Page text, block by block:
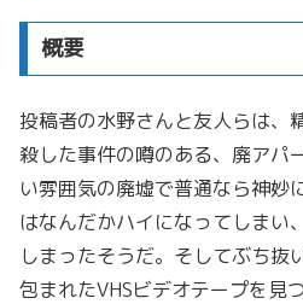
概要
投稿者の水野さんと友人らは、
殺した事件の噂のある、廃アパ
い雰囲気の廃墟で普通なら神妙
はなんだかハイになってしまい
しまったそうだ。そしてぶち抜
包まれたVHSビデオテープを見つ